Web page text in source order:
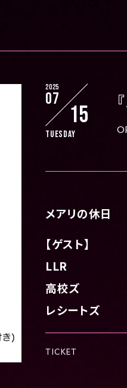
2025
07
15
Tuesday
メアリの休日
【ゲスト】
LLR
高校ズ
レシートズ
TICKET